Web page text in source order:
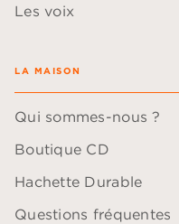
Les voix
LA MAISON
Qui sommes-nous ?
Boutique CD
Hachette Durable
Questions fréquentes